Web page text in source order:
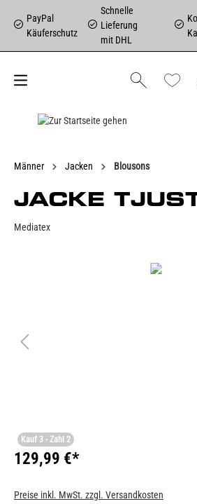
PayPal
Käuferschutz
Schnelle
Lieferung
mit DHL
Männer Jacken Blousons
JACKE
Mediatex
Kauf 3 - Zahl 2
129,99 €*
Preise inkl. MwSt. zzgl. Versandkosten